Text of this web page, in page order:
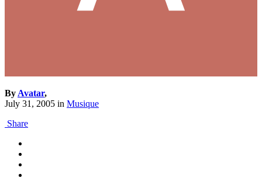
ByAvatar,
July 31, 2005 in Musique
Share